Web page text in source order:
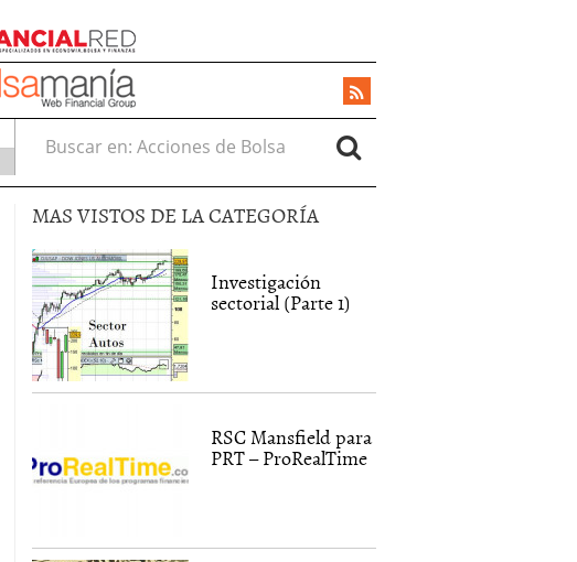
Buscar en:
MAS VISTOS DE LA CATEGORÍA
Investigación
sectorial (Parte 1)
RSC Mansfield para
PRT – ProRealTime